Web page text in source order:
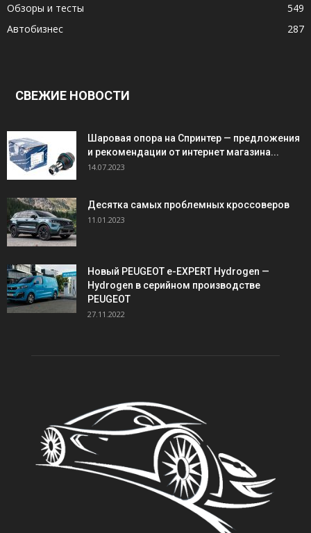
Обзоры и тесты
549
Автобизнес
287
СВЕЖИЕ НОВОСТИ
Шаровая опора на Спринтер — предложения
и рекомендации от интернет магазина...
14.07.2023
Десятка самых проблемных кроссоверов
11.01.2023
Новый PEUGEOT e-EXPERT Hydrogen —
Hydrogen в серийном производстве
PEUGEOT
27.11.2022